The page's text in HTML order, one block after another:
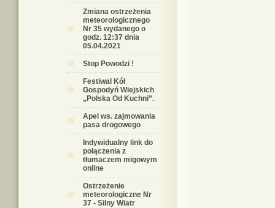
Zmiana ostrzeżenia
meteorologicznego
Nr 35 wydanego o
godz. 12:37 dnia
05.04.2021
Stop Powodzi !
Festiwal Kół
Gospodyń Wiejskich
„Polska Od Kuchni”.
Apel ws. zajmowania
pasa drogowego
Indywidualny link do
połączenia z
tłumaczem migowym
online
Ostrzeżenie
meteorologiczne Nr
37 - Silny Wiatr